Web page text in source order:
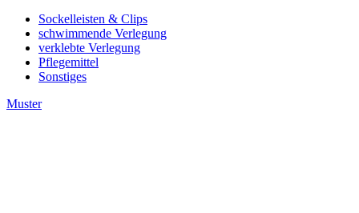
Sockelleisten & Clips
schwimmende Verlegung
verklebte Verlegung
Pflegemittel
Sonstiges
Muster